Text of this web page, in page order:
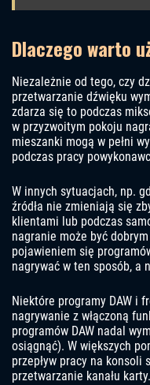
Dlaczego warto
Niezależnie od tego, czy
przetwarzanie dźwięku
zdarza się to podczas
w przyzwoitym pokoju
mieszanki mogą w pełni
podczas pracy
W innych sytuacjach, np.
źródła nie zmieniają się
klientami lub podczas
nagranie może być
pojawieniem się
nagrywać w ten sposób, a
Niektóre programy DAW i
nagrywanie z włączoną
programów DAW nadal
osiągnąć). W większych
przepływ pracy na konsoli
przetwarzanie kanału karty.